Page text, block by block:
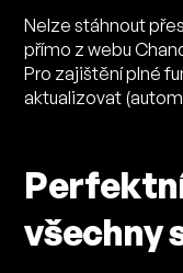
Nelze stáhnout
přímo z webu
Pro zajištění plné
aktualizovat
všechny